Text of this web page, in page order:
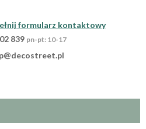
formularz kontaktowy
839 pn-pt: 10-17